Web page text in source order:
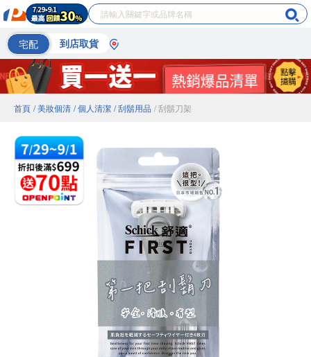
宅配 到店取貨
首頁 / 美妝個清 / 個人清潔 / 刮鬍用品 / 刮鬍刀架